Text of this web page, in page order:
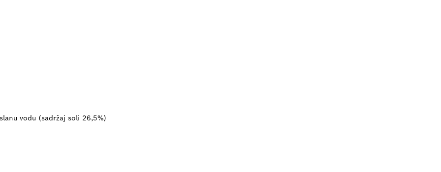
vodu (sadržaj soli 26,5%)